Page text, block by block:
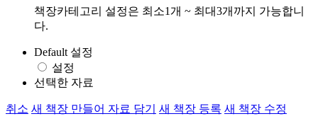
책장카테고리 설정은 최소1개 ~ 최대3개까지 가능합니
다.
Default 설정
설정
선택한 자료
취소 새 책장 만들어 자료 담기 새 책장 등록 새 책장 수정